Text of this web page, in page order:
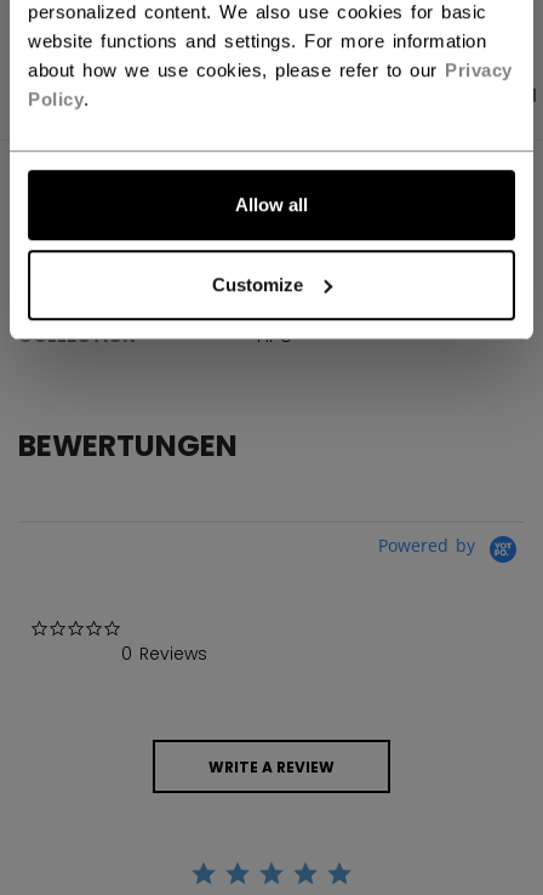
personalized content. We also use cookies for basic
website functions and settings. For more information
about how we use cookies, please refer to our Privacy
Policy.
Allow all
Customize
PRODUKTFOTOS BEWERTUNGEN
ID
HPGXF-SR
Senior
COLLECTION
HPG
BEWERTUNGEN
Powered by
0 Reviews
WRITE A REVIEW